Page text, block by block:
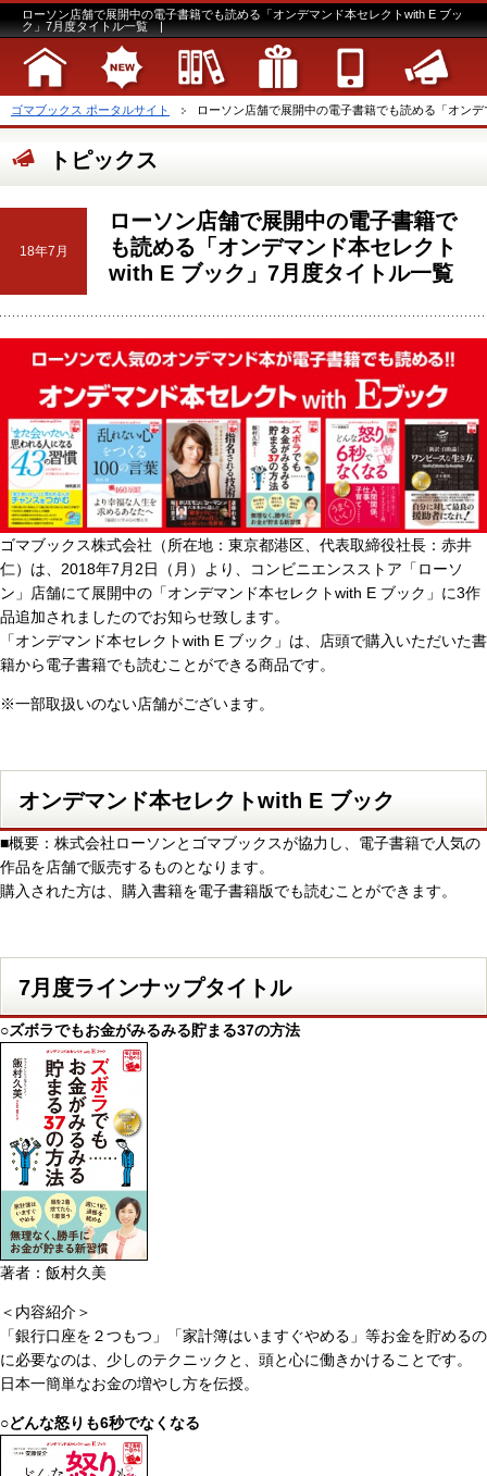
ローソン店舗で展開中の電子書籍でも読める「オンデマンド本セレクトwith E ブッ
ク」7月度タイトル一覧 |
ゴマブックス ポータルサイト ローソン店舗で展開中の電子書籍でも読める「オン
トピックス
18年7月
ローソン店舗で展開中の電子書籍で
も読める「オンデマンド本セレクト
with E ブック」7月度タイトル一覧
ゴマブックス株式会社（所在地：東京都港区、代表取締役社長：赤井
仁）は、2018年7月2日（月）より、コンビニエンスストア「ローソ
ン」店舗にて展開中の「オンデマンド本セレクトwith E ブック」に3作
品追加されましたのでお知らせ致します。
「オンデマンド本セレクトwith E ブック」は、店頭で購入いただいた書
籍から電子書籍でも読むことができる商品です。
※一部取扱いのない店舗がございます。
オンデマンド本セレクトwith E ブック
■概要：株式会社ローソンとゴマブックスが協力し、電子書籍で人気の
作品を店舗で販売するものとなります。
購入された方は、購入書籍を電子書籍版でも読むことができます。
7月度ラインナップタイトル
○ズボラでもお金がみるみる貯まる37の方法
著者：飯村久美
＜内容紹介＞
「銀行口座を２つもつ」「家計簿はいますぐやめる」等お金を貯めるの
に必要なのは、少しのテクニックと、頭と心に働きかけることです。
日本一簡単なお金の増やし方を伝授。
○どんな怒りも6秒でなくなる